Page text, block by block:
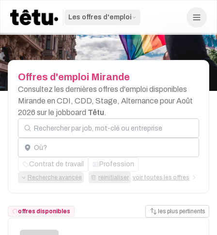
Les offres d'emploi
Offres d'emploi Mirande
Consultez les dernières offres d'emploi disponibles
Mirande en CDI, CDD, Stage, Alternance pour Août
2026 sur le jobboard Têtu.
Rechercher par job, mot-clé ou entreprise
Localisation
Contrat de travail Profession
Recherche avancée réinitialiser voir toutes les offres
offres disponibles les plus pertinents